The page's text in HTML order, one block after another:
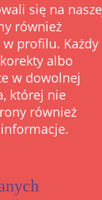
się na
również
profilu. Każdy
albo
w dowolnej
której nie
również